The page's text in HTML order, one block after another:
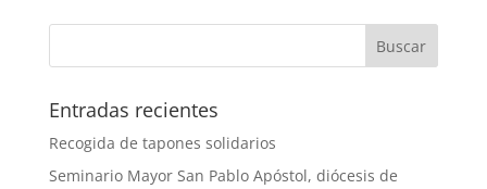
Entradas recientes
Recogida de tapones solidarios
Seminario Mayor San Pablo Apóstol, diócesis de